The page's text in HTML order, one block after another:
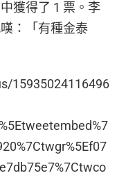
獲得了 1 票。李
：「有種金泰
15935024116496